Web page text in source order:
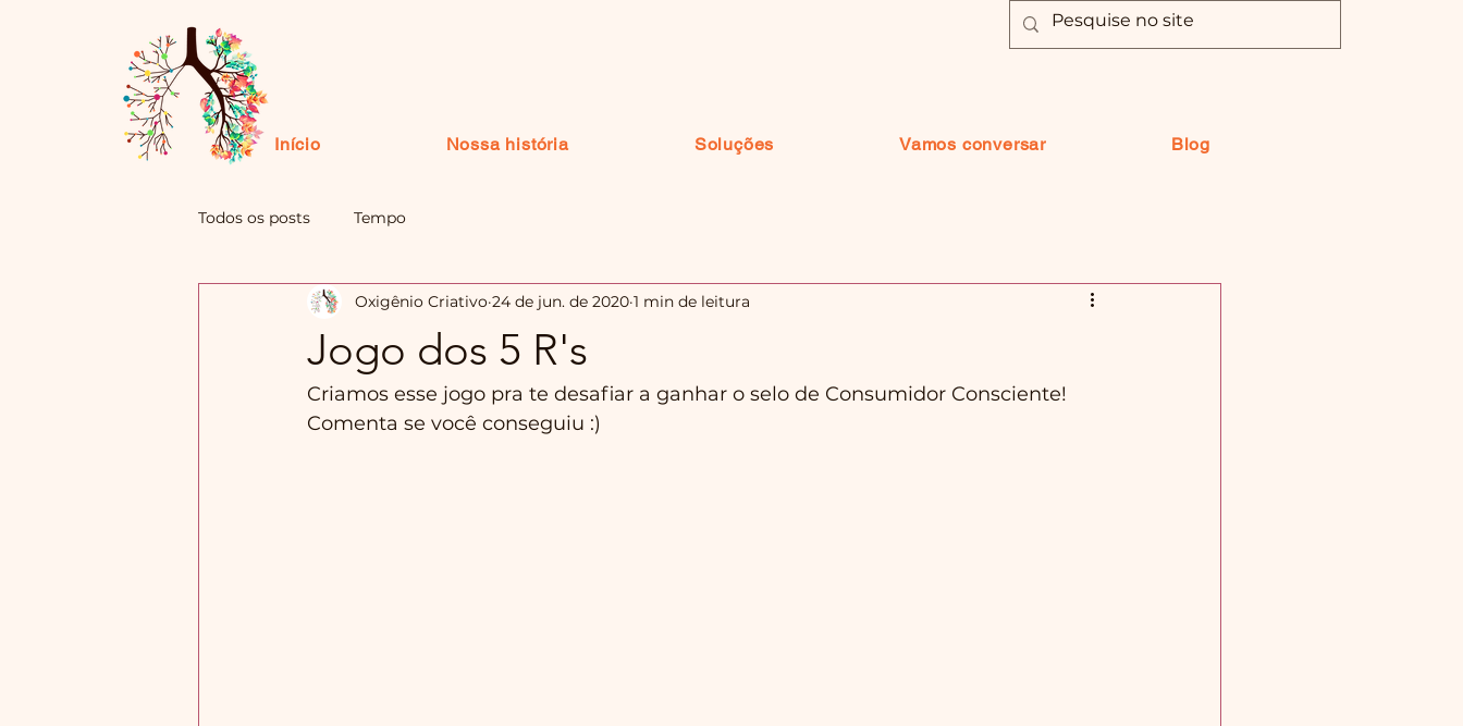
Início Nossa história Soluções Vamos conversar Blog
Todos os posts Tempo
Jogo dos 5 R's
Oxigênio Criativo 24 de jun. de 2020 1 min de leitura
Criamos esse jogo pra te desafiar a ganhar o selo de Consumidor Consciente!
Comenta se você conseguiu :)